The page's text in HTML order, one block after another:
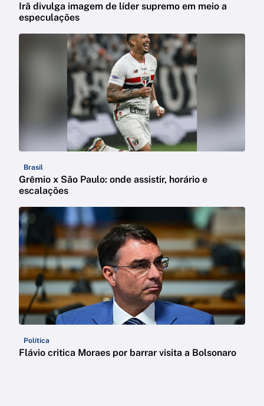
Irã divulga imagem de líder supremo em meio a
especulações
Brasil
Grêmio x São Paulo: onde assistir, horário e
escalações
Política
Flávio critica Moraes por barrar visita a Bolsonaro